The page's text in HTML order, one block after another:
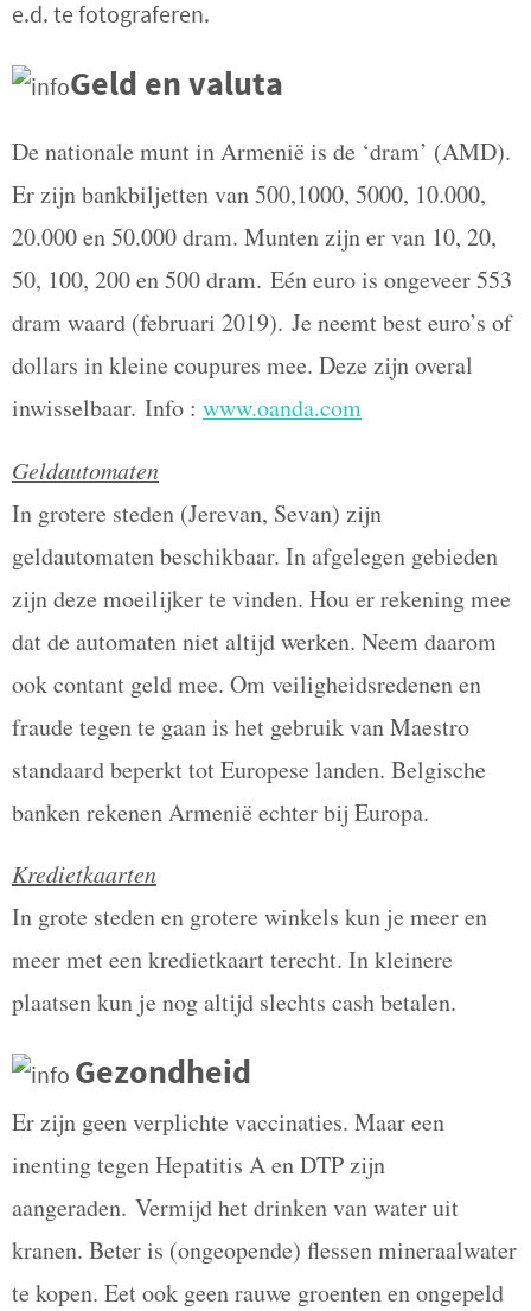
e.d. te fotograferen.
Geld en valuta
De nationale munt in Armenië is de ‘dram’ (AMD).
Er zijn bankbiljetten van 500,1000, 5000, 10.000,
20.000 en 50.000 dram. Munten zijn er van 10, 20,
50, 100, 200 en 500 dram. Eén euro is ongeveer 553
dram waard (februari 2019). Je neemt best euro’s of
dollars in kleine coupures mee. Deze zijn overal
inwisselbaar. Info : www.oanda.com
Geldautomaten
In grotere steden (Jerevan, Sevan) zijn
geldautomaten beschikbaar. In afgelegen gebieden
zijn deze moeilijker te vinden. Hou er rekening mee
dat de automaten niet altijd werken. Neem daarom
ook contant geld mee. Om veiligheidsredenen en
fraude tegen te gaan is het gebruik van Maestro
standaard beperkt tot Europese landen. Belgische
banken rekenen Armenië echter bij Europa.
Kredietkaarten
In grote steden en grotere winkels kun je meer en
meer met een kredietkaart terecht. In kleinere
plaatsen kun je nog altijd slechts cash betalen.
Gezondheid
Er zijn geen verplichte vaccinaties. Maar een
inenting tegen Hepatitis A en DTP zijn
aangeraden. Vermijd het drinken van water uit
kranen. Beter is (ongeopende) flessen mineraalwater
te kopen. Eet ook geen rauwe groenten en ongepeld